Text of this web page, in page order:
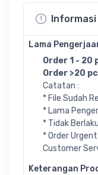
Lama
Order 1 - 20
Order >20
Catatan :
* File Sudah
* Lama
* Tidak
* Order
Customer
Keterangan